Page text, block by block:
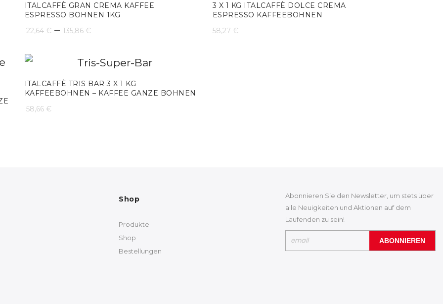
ITALCAFFÈ GRAN CREMA KAFFEE
ESPRESSO BOHNEN 1KG
22,64 € – 135,86 €Preisspanne:
bis
135,86 €
3 X 1 KG ITALCAFFÈ DOLCE CREMA
ESPRESSO KAFFEEBOHNEN
58,27 €
ITALCAFFÈ TRIS BAR 3 X 1 KG
KAFFEEBOHNEN – KAFFEE GANZE BOHNEN
58,66 €
Shop
Produkte
Shop
Bestellungen
Abonnieren Sie den Newsletter, um stets über
alle Neuigkeiten und Aktionen auf dem
Laufenden zu sein!